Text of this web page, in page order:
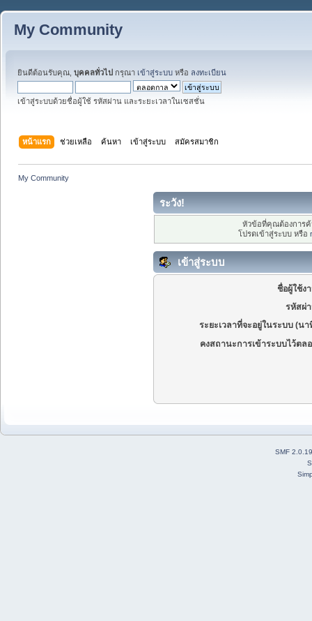
My Community
ยินดีต้อนรับคุณ, บุคคลทั่วไป กรุณา เข้าสู่ระบบ หรือ ลงทะเบียน
เข้าสู่ระบบด้วยชื่อผู้ใช้ รหัสผ่าน และระยะเวลาในเซสชั่น
หน้าแรก ช่วยเหลือ ค้นหา เข้าสู่ระบบ สมัครสมาชิก
My Community
ระวัง!
หัวข้อที่คุณต้องการ
โปรดเข้าสู่ระบบ หรือ
เข้าสู่ระบบ
ชื่อผู้ใช้ง
รหัสผ่
ระยะเวลาที่จะอยู่ในระบบ (นา
คงสถานะการเข้าระบบไว้ตล
SMF 2.0.19